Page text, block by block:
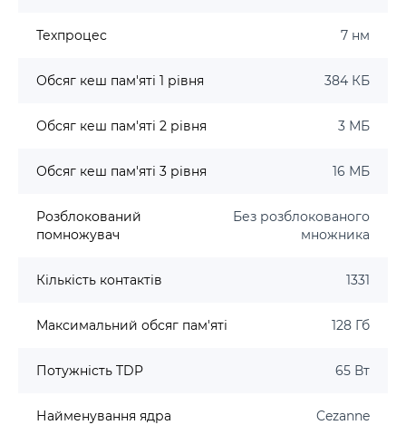
Техпроцес 7 нм
Обсяг кеш пам'яті 1 рівня 384 КБ
Обсяг кеш пам'яті 2 рівня 3 МБ
Обсяг кеш пам'яті 3 рівня 16 МБ
Розблокований
помножувач
Без розблокованого
множника
Кількість контактів 1331
Максимальний обсяг пам'яті 128 Гб
Потужність TDP 65 Вт
Найменування ядра Cezanne